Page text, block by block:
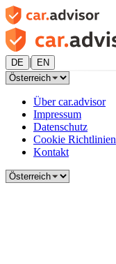
DE | EN
Über car.advisor
Impressum
Datenschutz
Cookie Richtlinien
Kontakt